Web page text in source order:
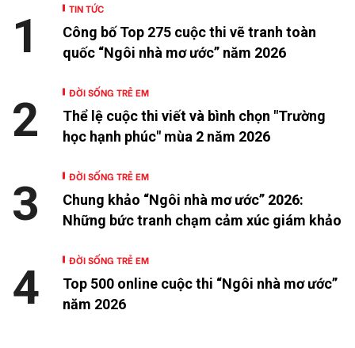
TIN TỨC
Công bố Top 275 cuộc thi vẽ tranh toàn
quốc “Ngôi nhà mơ ước” năm 2026
1
ĐỜI SỐNG TRẺ EM
Thể lệ cuộc thi viết và bình chọn "Trường
học hạnh phúc" mùa 2 năm 2026
2
ĐỜI SỐNG TRẺ EM
Chung khảo “Ngôi nhà mơ ước” 2026:
Những bức tranh chạm cảm xúc giám khảo
3
ĐỜI SỐNG TRẺ EM
Top 500 online cuộc thi “Ngôi nhà mơ ước”
năm 2026
4